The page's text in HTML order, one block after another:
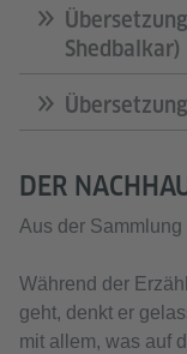
Shedbalkar)
DER
Aus der Sammlung
Während der
geht, denkt er
mit allem, was auf